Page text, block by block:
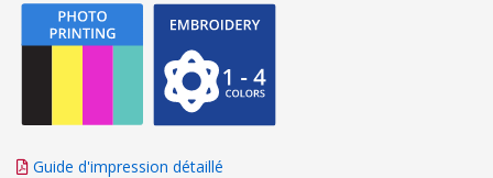
Guide d'impression détaillé